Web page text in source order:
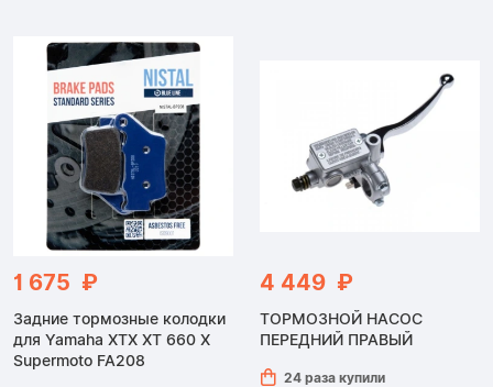
1 675 ₽
Задние тормозные колодки
для Yamaha XTX XT 660 X
Supermoto FA208
4 449 ₽
ТОРМОЗНОЙ НАСОС
ПЕРЕДНИЙ ПРАВЫЙ
24 раза купили